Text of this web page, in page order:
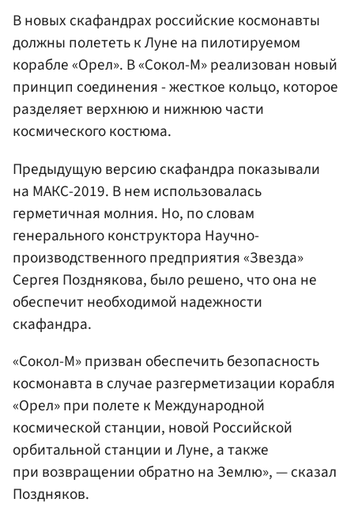
В новых скафандрах российские космонавты
должны полететь к Луне на пилотируемом
корабле «Орел». В «Сокол-М» реализован новый
принцип соединения - жесткое кольцо, которое
разделяет верхнюю и нижнюю части
космического костюма.
Предыдущую версию скафандра показывали
на МАКС-2019. В нем использовалась
герметичная молния. Но, по словам
генерального конструктора Научно-
производственного предприятия «Звезда»
Сергея Позднякова, было решено, что она не
обеспечит необходимой надежности
скафандра.
«Сокол-М» призван обеспечить безопасность
космонавта в случае разгерметизации корабля
«Орел» при полете к Международной
космической станции, новой Российской
орбитальной станции и Луне, а также
при возвращении обратно на Землю», — сказал
Поздняков.